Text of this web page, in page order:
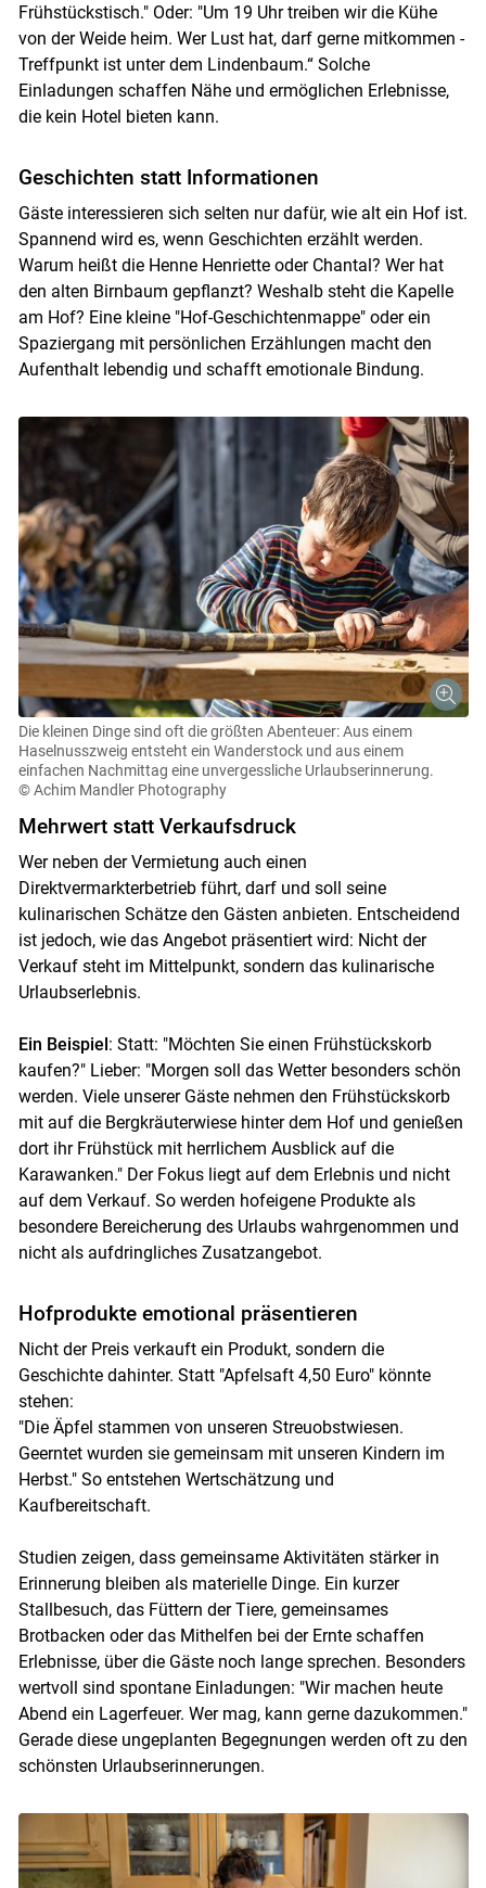
Skip to main content
Frühstückstisch." Oder: "Um 19 Uhr treiben wir die Kühe
von der Weide heim. Wer Lust hat, darf gerne mitkommen -
Treffpunkt ist unter dem Lindenbaum.“ Solche
Einladungen schaffen Nähe und ermöglichen Erlebnisse,
die kein Hotel bieten kann.
Geschichten statt Informationen
Gäste interessieren sich selten nur dafür, wie alt ein Hof ist.
Spannend wird es, wenn Geschichten erzählt werden.
Warum heißt die Henne Henriette oder Chantal? Wer hat
den alten Birnbaum gepflanzt? Weshalb steht die Kapelle
am Hof? Eine kleine "Hof-Geschichtenmappe" oder ein
Spaziergang mit persönlichen Erzählungen macht den
Aufenthalt lebendig und schafft emotionale Bindung.
Die kleinen Dinge sind oft die größten Abenteuer: Aus einem
Haselnusszweig entsteht ein Wanderstock und aus einem
einfachen Nachmittag eine unvergessliche Urlaubserinnerung.
© Achim Mandler Photography
Mehrwert statt Verkaufsdruck
Wer neben der Vermietung auch einen
Direktvermarkterbetrieb führt, darf und soll seine
kulinarischen Schätze den Gästen anbieten. Entscheidend
ist jedoch, wie das Angebot präsentiert wird: Nicht der
Verkauf steht im Mittelpunkt, sondern das kulinarische
Urlaubserlebnis.
Ein Beispiel: Statt: "Möchten Sie einen Frühstückskorb
kaufen?" Lieber: "Morgen soll das Wetter besonders schön
werden. Viele unserer Gäste nehmen den Frühstückskorb
mit auf die Bergkräuterwiese hinter dem Hof und genießen
dort ihr Frühstück mit herrlichem Ausblick auf die
Karawanken." Der Fokus liegt auf dem Erlebnis und nicht
auf dem Verkauf. So werden hofeigene Produkte als
besondere Bereicherung des Urlaubs wahrgenommen und
nicht als aufdringliches Zusatzangebot.
Hofprodukte emotional präsentieren
Nicht der Preis verkauft ein Produkt, sondern die
Geschichte dahinter. Statt "Apfelsaft 4,50 Euro" könnte
stehen:
"Die Äpfel stammen von unseren Streuobstwiesen.
Geerntet wurden sie gemeinsam mit unseren Kindern im
Herbst." So entstehen Wertschätzung und
Kaufbereitschaft.
Studien zeigen, dass gemeinsame Aktivitäten stärker in
Erinnerung bleiben als materielle Dinge. Ein kurzer
Stallbesuch, das Füttern der Tiere, gemeinsames
Brotbacken oder das Mithelfen bei der Ernte schaffen
Erlebnisse, über die Gäste noch lange sprechen. Besonders
wertvoll sind spontane Einladungen: "Wir machen heute
Abend ein Lagerfeuer. Wer mag, kann gerne dazukommen."
Gerade diese ungeplanten Begegnungen werden oft zu den
schönsten Urlaubserinnerungen.